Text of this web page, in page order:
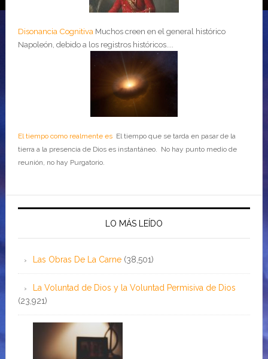
Disonancia Cognitiva Muchos creen en el general histórico
Napoleón, debido a los registros históricos....
El tiempo como realmente esEl tiempo que se tarda en pasar de la
tierra a la presencia de Dios es instantáneo. No hay punto medio de
reunión, no hay Purgatorio.
LO MÁS LEÍDO
Las Obras De La Carne (38,501)
La Voluntad de Dios y la Voluntad Permisiva de Dios
(23,921)